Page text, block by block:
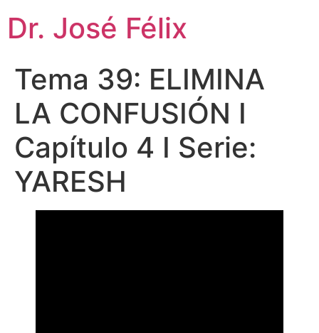
Dr. José Félix
Tema 39: ELIMINA
LA CONFUSIÓN I
Capítulo 4 I Serie:
YARESH